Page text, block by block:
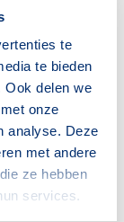
te
te bieden
Ook delen we
onze
analyse. Deze
met andere
ze hebben
services.
729
486
405